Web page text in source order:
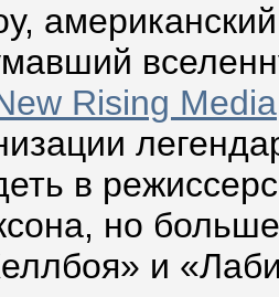
Rising Media
в
но
и